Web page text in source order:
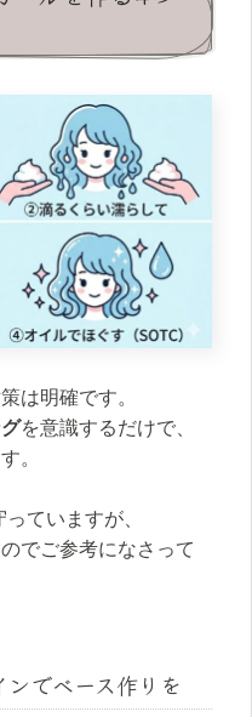
は明確です。
を意識するだけで、
。
ていますが、
でご参考になさって
でベース作りを